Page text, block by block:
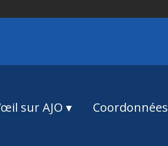
sur AJO Coordonnées